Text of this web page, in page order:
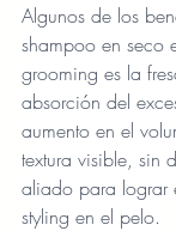
Algunos de los
shampoo en seco
grooming es la
absorción del
aumento en el
textura visible, sin
aliado para lograr
styling en el pelo.